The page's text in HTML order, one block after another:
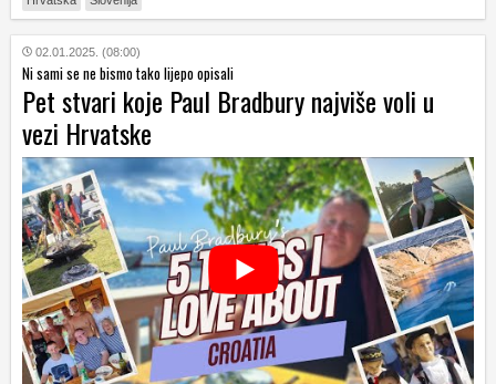
02.01.2025. (08:00)
Ni sami se ne bismo tako lijepo opisali
Pet stvari koje Paul Bradbury najviše voli u
vezi Hrvatske